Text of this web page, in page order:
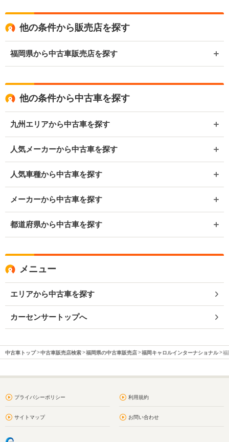
他の条件から販売店を探す
福岡県から中古車販売店を探す
他の条件から中古車を探す
九州エリアから中古車を探す
人気メーカーから中古車を探す
人気車種から中古車を探す
メーカーから中古車を探す
都道府県から中古車を探す
メニュー
エリアから中古車を探す
カーセンサートップへ
中古車トップ 中古車販売店検索 福岡県の中古車販売店 福岡キャロルインターナショナル 福
プライバシーポリシー 利用規約
サイトマップ お問い合わせ